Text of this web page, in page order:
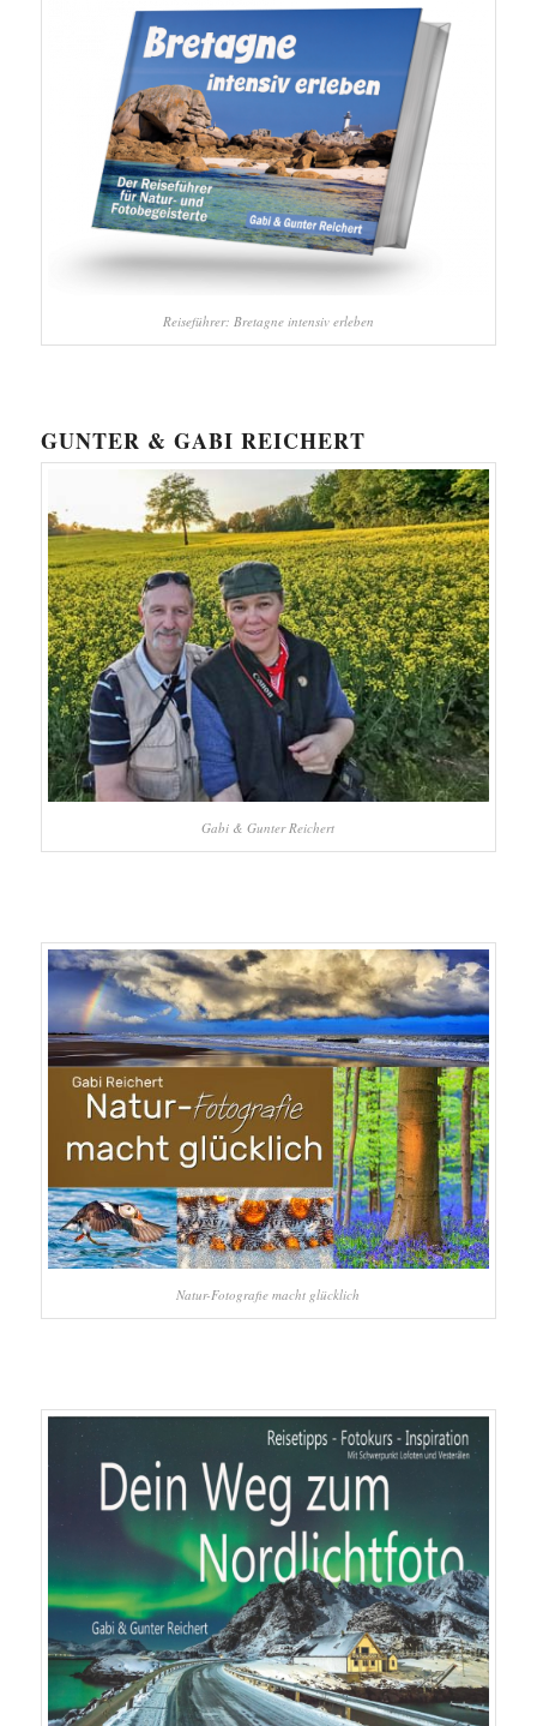
Reiseführer: Bretagne intensiv erleben
GUNTER & GABI REICHERT
Gabi & Gunter Reichert
Natur-Fotografie macht glücklich